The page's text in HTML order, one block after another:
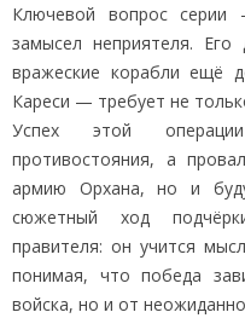
Ключевой вопрос серии
замысел неприятеля.
вражеские корабли ещё
Кареси — требует не
Успех этой
противостояния, а
армию Орхана, но и
сюжетный ход
правителя: он учится
понимая, что победа
войска, но и от